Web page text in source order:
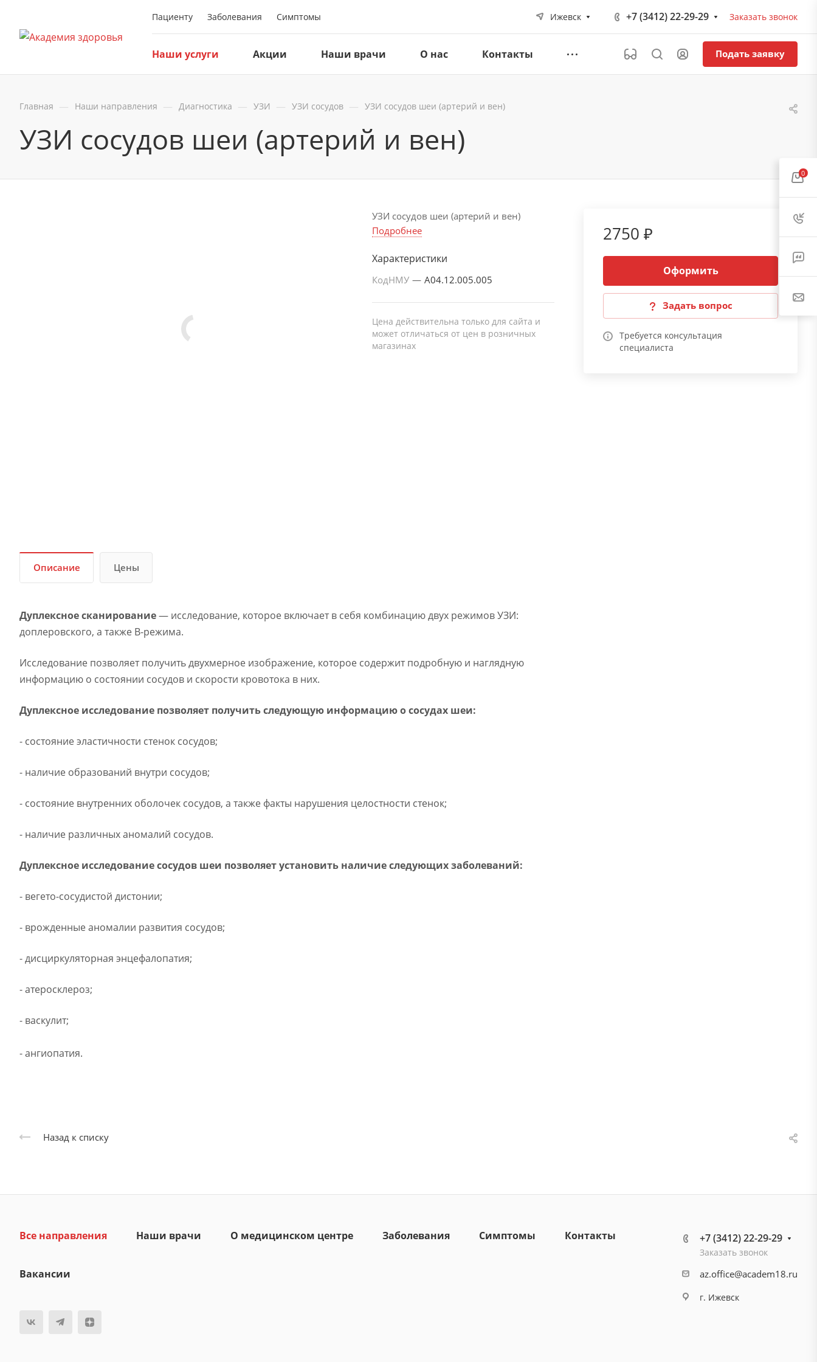
Пациенту Заболевания Симптомы Ижевск +7 (3412) 22-29-29 Заказать звонок
Наши услуги Акции Наши врачи О нас Контакты Подать заявку
Главная — Наши направления — Диагностика — УЗИ — УЗИ сосудов — УЗИ сосудов шеи (артерий и вен)
УЗИ сосудов шеи (артерий и вен)
2750 ₽
Оформить
Задать вопрос
Требуется консультация
специалиста
УЗИ сосудов шеи (артерий и вен)
Подробнее
Характеристики
КодНМУ — A04.12.005.005
Цена действительна только для сайта и
может отличаться от цен в розничных
магазинах
Описание Цены
Дуплексное сканирование— исследование, которое включает в себя комбинацию двух режимов УЗИ:
доплеровского, а также B-режима.
Исследование позволяет получить двухмерное изображение, которое содержит подробную и наглядную
информацию о состоянии сосудов и скорости кровотока в них.
Дуплексное исследование позволяет получить следующую информацию о сосудах шеи:
- состояние эластичности стенок сосудов;
- наличие образований внутри сосудов;
- состояние внутренних оболочек сосудов, а также факты нарушения целостности стенок;
- наличие различных аномалий сосудов.
Дуплексное исследование сосудов шеи позволяет установить наличие следующих заболеваний:
- вегето-сосудистой дистонии;
- врожденные аномалии развития сосудов;
- дисциркуляторная энцефалопатия;
-атеросклероз;
- васкулит;
-ангиопатия.
Назад к списку
Все направления Наши врачи О медицинском центре Заболевания Симптомы Контакты
Вакансии
+7 (3412) 22-29-29
Заказать звонок
az.office@academ18.ru
г. Ижевск
0